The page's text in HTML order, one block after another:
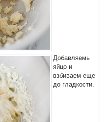
Добавляемь
яйцо и
взбиваем еще
до гладкости.